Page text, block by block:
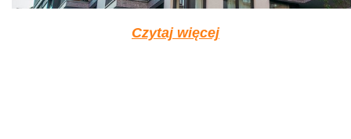
Czytaj więcej